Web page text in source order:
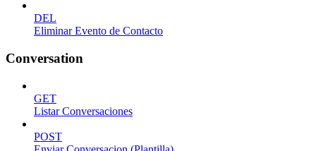
DEL
Eliminar Evento de Contacto
Conversation
GET
Listar Conversaciones
POST